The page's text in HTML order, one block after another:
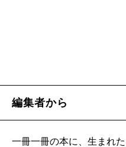
編集者から
一冊一冊の本に、生まれ